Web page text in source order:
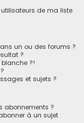
de ma liste
un ou des forums ?
?
?!
et sujets ?
abonnements ?
à un sujet